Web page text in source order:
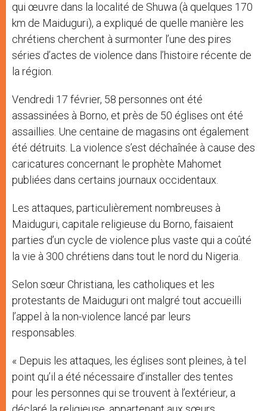
qui œuvre dans la localité de Shuwa (à quelques 170
km de Maiduguri), a expliqué de quelle manière les
chrétiens cherchent à surmonter l’une des pires
séries d’actes de violence dans l’histoire récente de
la région.
Vendredi 17 février, 58 personnes ont été
assassinées à Borno, et près de 50 églises ont été
assaillies. Une centaine de magasins ont également
été détruits. La violence s’est déchaînée à cause des
caricatures concernant le prophète Mahomet
publiées dans certains journaux occidentaux.
Les attaques, particulièrement nombreuses à
Maiduguri, capitale religieuse du Borno, faisaient
parties d’un cycle de violence plus vaste qui a coûté
la vie à 300 chrétiens dans tout le nord du Nigeria.
Selon sœur Christiana, les catholiques et les
protestants de Maiduguri ont malgré tout accueilli
l’appel à la non-violence lancé par leurs
responsables.
« Depuis les attaques, les églises sont pleines, à tel
point qu’il a été nécessaire d’installer des tentes
pour les personnes qui se trouvent à l’extérieur, a